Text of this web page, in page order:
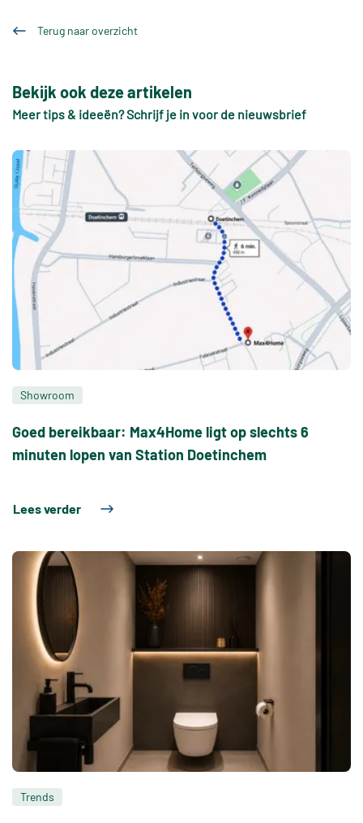
Terug naar overzicht
Bekijk ook deze artikelen
Meer tips & ideeën? Schrijf je in voor de nieuwsbrief
Showroom
Goed bereikbaar: Max4Home ligt op slechts 6
minuten lopen van Station Doetinchem
Lees verder
Trends